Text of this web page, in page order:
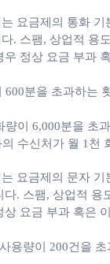
요금제의 통화
. 스팸, 상업적 용
정상 요금 부과
600분을 초과하는
량이 6,000분을 초
수신처가 월 1천
요금제의 문자 기
다. 스팸, 상업적 용
요금 부과 혹은
용량이 200건을